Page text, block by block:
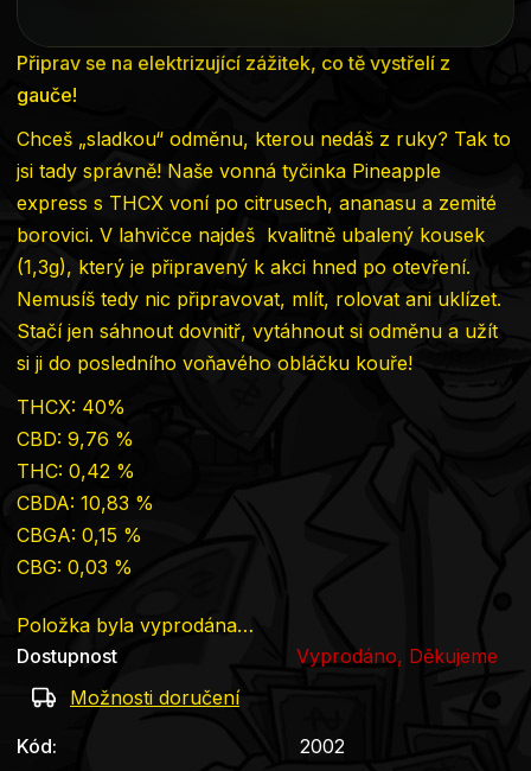
Připrav se na elektrizující zážitek, co tě vystřelí z
gauče!
Chceš „sladkou“ odměnu, kterou nedáš z ruky? Tak to
jsi tady správně! Naše vonná tyčinka Pineapple
express s THCX voní po citrusech, ananasu a zemité
borovici. V lahvičce najdeš kvalitně ubalený kousek
(1,3g), který je připravený k akci hned po otevření.
Nemusíš tedy nic připravovat, mlít, rolovat ani uklízet.
Stačí jen sáhnout dovnitř, vytáhnout si odměnu a užít
si ji do posledního voňavého obláčku kouře!
THCX: 40%
CBD: 9,76 %
THC: 0,42 %
CBDA: 10,83 %
CBGA: 0,15 %
CBG: 0,03 %
Položka byla vyprodána…
Dostupnost
Vyprodáno, Děkujeme
Možnosti doručení
Kód: 2002